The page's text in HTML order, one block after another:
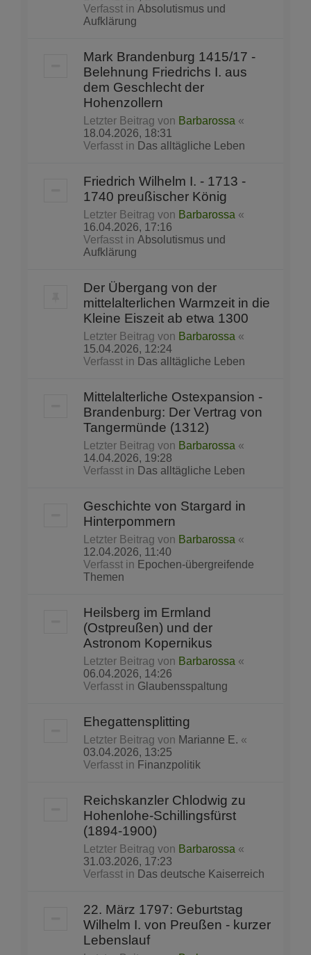
Verfasst in Absolutismus und
Aufklärung
Mark Brandenburg 1415/17 -
Belehnung Friedrichs I. aus
dem Geschlecht der
Hohenzollern
Letzter Beitrag von Barbarossa «
18.04.2026, 18:31
Verfasst in Das alltägliche Leben
Friedrich Wilhelm I. - 1713 -
1740 preußischer König
Letzter Beitrag von Barbarossa «
16.04.2026, 17:16
Verfasst in Absolutismus und
Aufklärung
Der Übergang von der
mittelalterlichen Warmzeit in die
Kleine Eiszeit ab etwa 1300
Letzter Beitrag von Barbarossa «
15.04.2026, 12:24
Verfasst in Das alltägliche Leben
Mittelalterliche Ostexpansion -
Brandenburg: Der Vertrag von
Tangermünde (1312)
Letzter Beitrag von Barbarossa «
14.04.2026, 19:28
Verfasst in Das alltägliche Leben
Geschichte von Stargard in
Hinterpommern
Letzter Beitrag von Barbarossa «
12.04.2026, 11:40
Verfasst in Epochen-übergreifende
Themen
Heilsberg im Ermland
(Ostpreußen) und der
Astronom Kopernikus
Letzter Beitrag von Barbarossa «
06.04.2026, 14:26
Verfasst in Glaubensspaltung
Ehegattensplitting
Letzter Beitrag von Marianne E. «
03.04.2026, 13:25
Verfasst in Finanzpolitik
Reichskanzler Chlodwig zu
Hohenlohe-Schillingsfürst
(1894-1900)
Letzter Beitrag von Barbarossa «
31.03.2026, 17:23
Verfasst in Das deutsche Kaiserreich
22. März 1797: Geburtstag
Wilhelm I. von Preußen - kurzer
Lebenslauf